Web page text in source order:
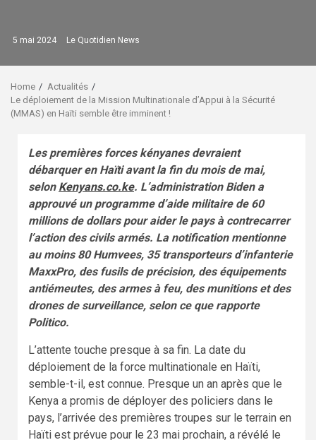
5 mai 2024 Le Quotidien News
Home
Actualités
Le déploiement de la Mission Multinationale d’Appui à la Sécurité
(MMAS) en Haïti semble être imminent !
Les premières forces kényanes devraient
débarquer en Haïti avant la fin du mois de mai,
selon Kenyans.co.ke. L’administration Biden a
approuvé un programme d’aide militaire de 60
millions de dollars pour aider le pays à contrecarrer
l’action des civils armés. La notification mentionne
au moins 80 Humvees, 35 transporteurs d’infanterie
MaxxPro, des fusils de précision, des équipements
antiémeutes, des armes à feu, des munitions et des
drones de surveillance, selon ce que rapporte
Politico.
L’attente touche presque à sa fin. La date du
déploiement de la force multinationale en Haïti,
semble-t-il, est connue. Presque un an après que le
Kenya a promis de déployer des policiers dans le
pays, l’arrivée des premières troupes sur le terrain en
Haïti est prévue pour le 23 mai prochain, a révélé le